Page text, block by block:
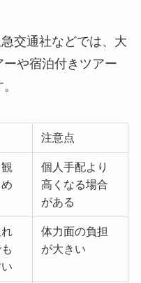
交通社などでは、大
や宿泊付きツアー
注意点
個人手配より
高くなる場合
がある
体力面の負担
が大きい